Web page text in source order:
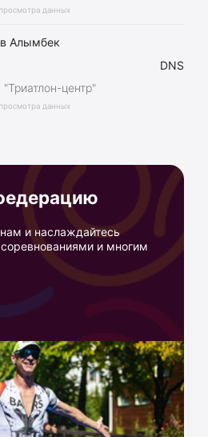
данных
Алымбек
центр"
данных
DNS
и наслаждайтесь
и многим